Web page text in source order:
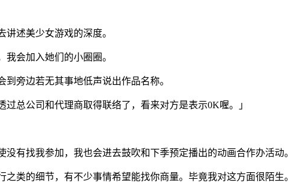
述美少女游戏的深度。
会加入她们的小圈圈。
旁边若无其事地低声说出作品名称。
总公司和代理商取得联络了，看来对方是表示0K喔。」
有找我参加，我也会进去鼓吹和下季预定播出的动画合作办活动。
之类的细节，有不少事情希望能找你商量。毕竟我对这方面很陌生。